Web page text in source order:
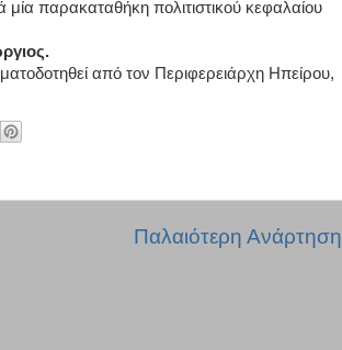
παρακαταθήκη πολιτιστικού κεφαλαίου
από τον Περιφερειάρχη Ηπείρου,
Παλαιότερη Ανάρτηση